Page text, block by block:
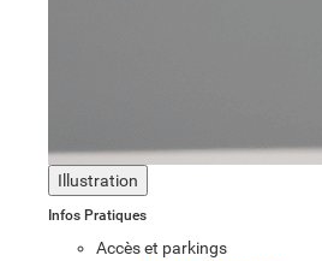
Illustration
Infos Pratiques
Accès et parkings